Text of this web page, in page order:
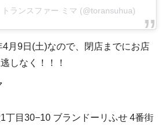
ランスファー ミマ (@toransuhua)
月9日(土)なので、閉店までにお店
しなく！！！
丁目30−10 ブランドーリふせ 4番街